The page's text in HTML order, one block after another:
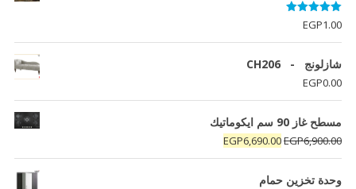
تم التقييم
5.00
من 5
EGP1.00
شازلونج - CH206
EGP0.00
مسطح غاز 90 سم ايكوماتيك
EGP6,900.00
السعر
الأصلي
هو:
EGP6,690.00
السعر
الحالي
وحدة تخزين حمام